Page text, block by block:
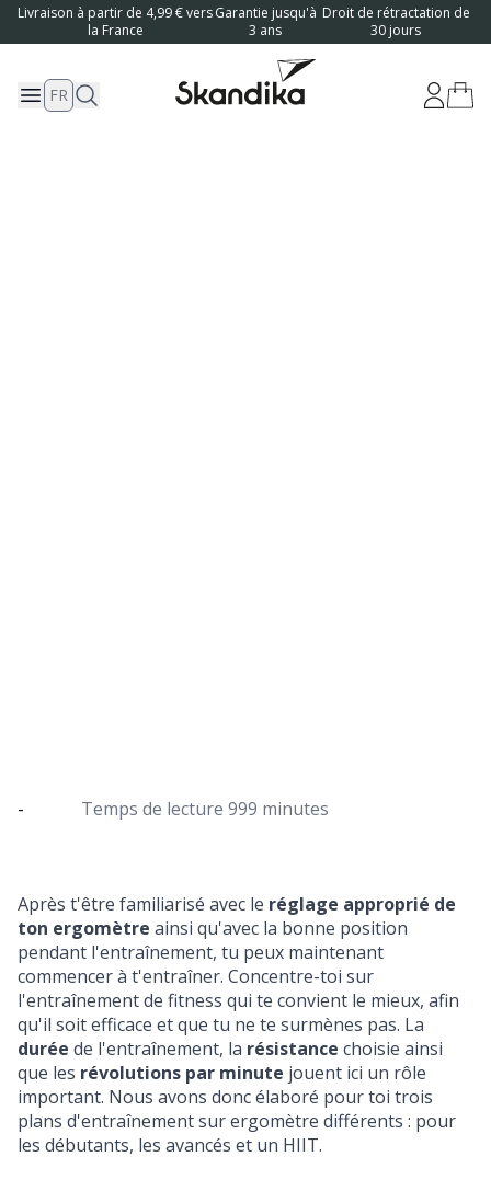
Livraison à partir de 4,99 € vers
la France
Garantie jusqu'à
3 ans
Droit de rétractation de
30 jours
FR
- Temps de lecture 999 minutes
Après t'être familiarisé avec le réglage approprié de
ton ergomètre ainsi qu'avec la bonne position
pendant l'entraînement, tu peux maintenant
commencer à t'entraîner. Concentre-toi sur
l'entraînement de fitness qui te convient le mieux, afin
qu'il soit efficace et que tu ne te surmènes pas. La
durée de l'entraînement, la résistance choisie ainsi
que les révolutions par minute jouent ici un rôle
important. Nous avons donc élaboré pour toi trois
plans d'entraînement sur ergomètre différents : pour
les débutants, les avancés et un HIIT.